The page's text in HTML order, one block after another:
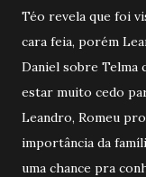
Téo revela que foi
cara feia, porém
Daniel sobre Telma
estar muito cedo
Leandro, Romeu
importância da
uma chance pra